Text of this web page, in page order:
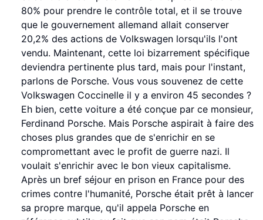
80% pour prendre le contrôle total, et il se trouve
que le gouvernement allemand allait conserver
20,2% des actions de Volkswagen lorsqu'ils l'ont
vendu. Maintenant, cette loi bizarrement spécifique
deviendra pertinente plus tard, mais pour l'instant,
parlons de Porsche. Vous vous souvenez de cette
Volkswagen Coccinelle il y a environ 45 secondes ?
Eh bien, cette voiture a été conçue par ce monsieur,
Ferdinand Porsche. Mais Porsche aspirait à faire des
choses plus grandes que de s'enrichir en se
compromettant avec le profit de guerre nazi. Il
voulait s'enrichir avec le bon vieux capitalisme.
Après un bref séjour en prison en France pour des
crimes contre l'humanité, Porsche était prêt à lancer
sa propre marque, qu'il appela Porsche en